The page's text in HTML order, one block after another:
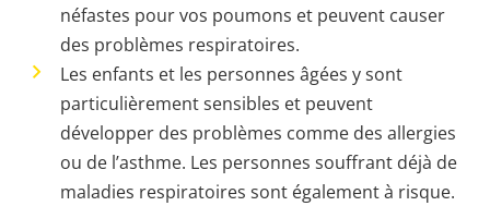
néfastes pour vos poumons et peuvent causer
des problèmes respiratoires.
Les enfants et les personnes âgées y sont
particulièrement sensibles et peuvent
développer des problèmes comme des allergies
ou de l’asthme. Les personnes souffrant déjà de
maladies respiratoires sont également à risque.